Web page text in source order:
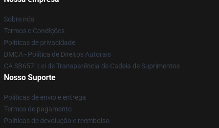
Sobre nós
Termos e Condições
Políticas de privacidade
DMCA - Política de Direitos Autorais
CA SB657: Lei de Transparência de Cadeia de Suprimentos
Nosso Suporte
Políticas de envio e entrega
Termos de pagamento
Políticas de devolução e reembolso